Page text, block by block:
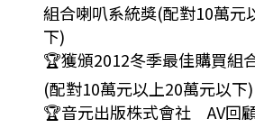
組合喇叭系統獎(配對10萬元
下)
🏆獲頒2012冬季最佳購買組
(配對10萬元以上20萬元以下)
🏆音元出版株式會社 AV回